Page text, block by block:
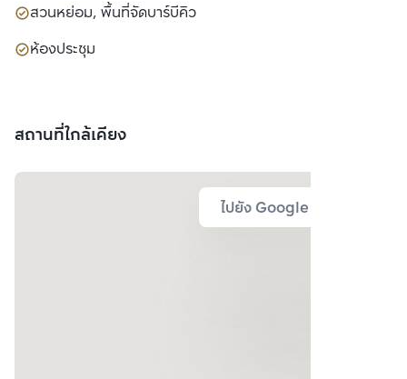
สวนหย่อม, พื้นที่จัดบาร์บีคิว
ห้องประชุม
สถานที่ใกล้เคียง
ไปยัง Google Map